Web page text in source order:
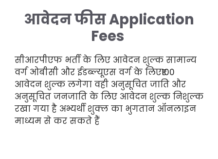
आवेदन फीस Application
Fees
सीआरपीएफ भर्ती के लिए आवेदन शुल्क सामान्य
वर्ग ओबीसी और ईडब्ल्यूएस वर्ग के लिए₹100
आवेदन शुल्क लगेगा वही अनुसूचित जाति और
अनुसूचित जनजाति के लिए आवेदन शुल्क निशुल्क
रखा गया है अभ्यर्थी शुक्ल का भुगतान ऑनलाइन
माध्यम से कर सकते हैं